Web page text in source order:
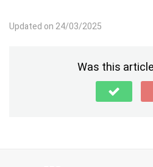
Updated on 24/03/2025
Was this